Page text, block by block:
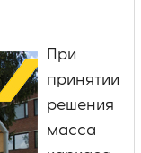
При
принятии
решения
масса